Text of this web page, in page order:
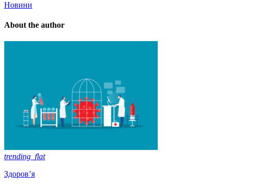
Новини
About the author
trending_flat
Здоров’я